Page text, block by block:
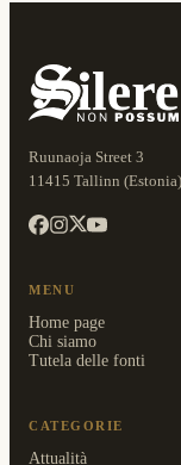
Ruunaoja Street 3
11415 Tallinn (Estonia)
MENU
Home page
Chi siamo
Tutela delle fonti
CATEGORIE
Attualità